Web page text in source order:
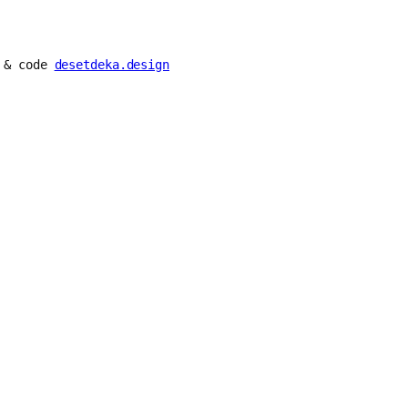
code desetdeka.design